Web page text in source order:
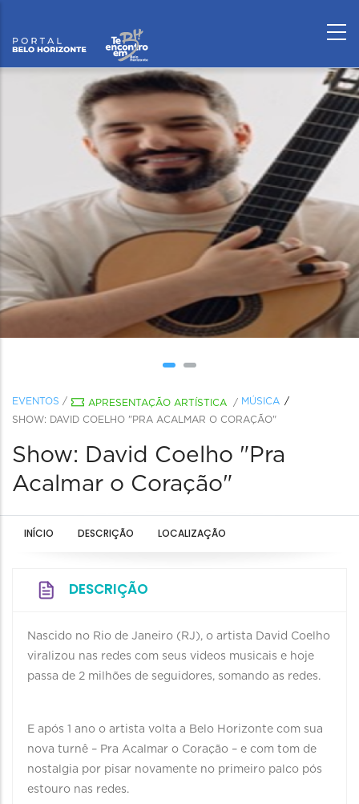
EVENTOS / APRESENTAÇÃO ARTÍSTICA / MÚSICA
SHOW: DAVID COELHO "PRA ACALMAR O CORAÇÃO"
Show: David Coelho "Pra
Acalmar o Coração"
INÍCIO DESCRIÇÃO LOCALIZAÇÃO
DESCRIÇÃO
Nascido no Rio de Janeiro (RJ), o artista David Coelho
viralizou nas redes com seus videos musicais e hoje
passa de 2 milhões de seguidores, somando as redes.
E após 1 ano o artista volta a Belo Horizonte com sua
nova turnê – Pra Acalmar o Coração – e com tom de
nostalgia por pisar novamente no primeiro palco pós
estouro nas redes.